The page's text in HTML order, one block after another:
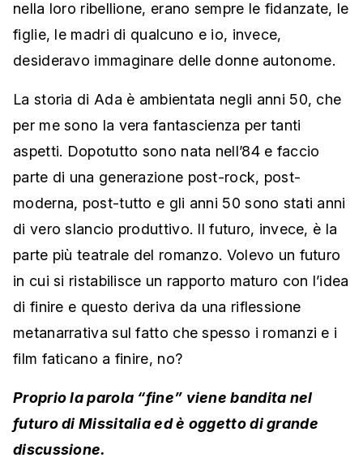
nella loro ribellione, erano sempre le fidanzate, le
figlie, le madri di qualcuno e io, invece,
desideravo immaginare delle donne autonome.
La storia di Ada è ambientata negli anni 50, che
per me sono la vera fantascienza per tanti
aspetti. Dopotutto sono nata nell’84 e faccio
parte di una generazione post-rock, post-
moderna, post-tutto e gli anni 50 sono stati anni
di vero slancio produttivo. Il futuro, invece, è la
parte più teatrale del romanzo. Volevo un futuro
in cui si ristabilisce un rapporto maturo con l’idea
di finire e questo deriva da una riflessione
metanarrativa sul fatto che spesso i romanzi e i
film faticano a finire, no?
Proprio la parola “fine” viene bandita nel
futuro di Missitalia ed è oggetto di grande
discussione.